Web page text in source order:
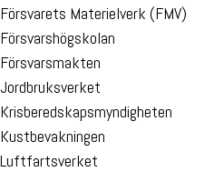
Försvarets Materielverk (FMV)
Försvarshögskolan
Försvarsmakten
Jordbruksverket
Krisberedskapsmyndigheten
Kustbevakningen
Luftfartsverket